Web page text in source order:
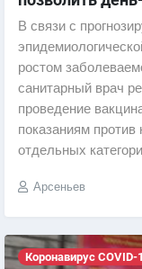
В связи с
ростом
санитарный врач
проведение
показаниям
отдельных
Арсеньев
Коронавирус COVID-